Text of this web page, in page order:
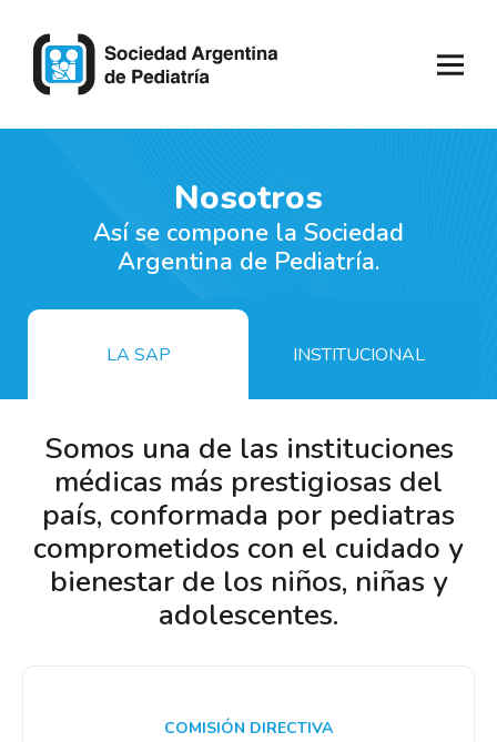
Nosotros
Así se compone la Sociedad
Argentina de Pediatría.
LA SAP INSTITUCIONAL
Somos una de las instituciones
médicas más prestigiosas del
país, conformada por pediatras
comprometidos con el cuidado y
bienestar de los niños, niñas y
adolescentes.
COMISIÓN DIRECTIVA